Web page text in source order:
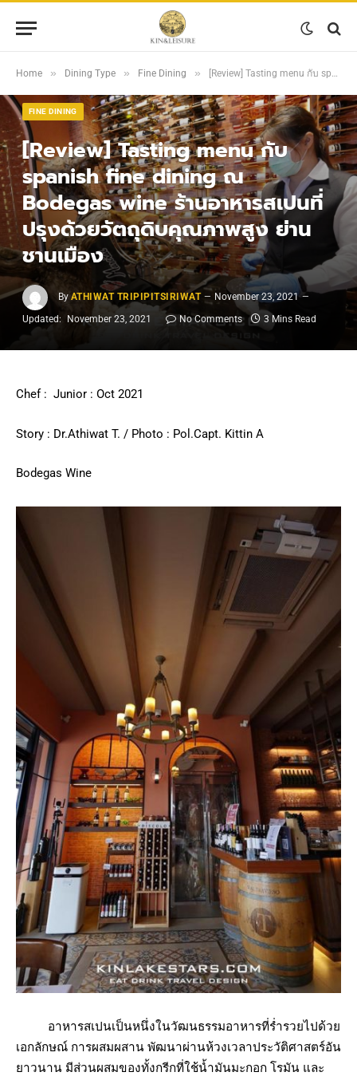
Home » Dining Type » Fine Dining » [Review] Tasting menu กับ spanish fine dining ณ Bodegas wine ร้านอาหารสเปนที่ปรุงด้วยวัตถุดิบคุณภาพสูง ย่านชานเมือง
FINE DINING
[Review] Tasting menu กับ
spanish fine dining ณ
Bodegas wine ร้านอาหารสเปนที่
ปรุงด้วยวัตถุดิบคุณภาพสูง ย่าน
ชานเมือง
By ATHIWAT TRIPIPITSIRIWAT
November 23, 2021
Updated:
November 23, 2021 No Comments 3 Mins Read
Chef : Junior : Oct 2021
Story : Dr.Athiwat T. / Photo : Pol.Capt. Kittin A
Bodegas Wine
อาหารสเปนเป็นหนึ่งในวัฒนธรรมอาหารที่ร่ำรวยไปด้วย
เอกลักษณ์ การผสมผสาน พัฒนาผ่านห้วงเวลาประวัติศาสตร์อัน
ยาวนาน มีส่วนผสมของทั้งกรีกที่ใช้น้ำมันมะกอก โรมัน และ